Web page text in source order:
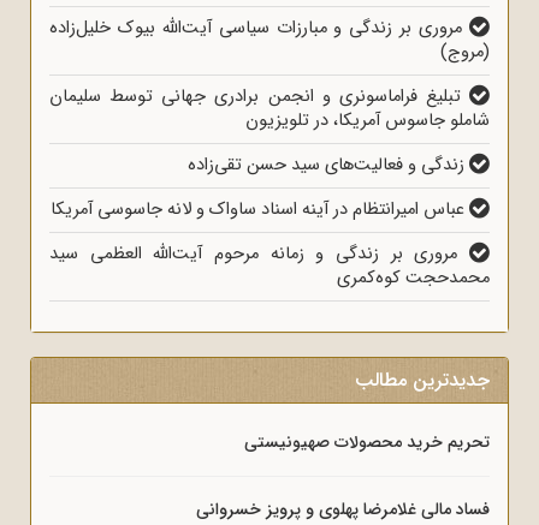
مروری بر زندگی و مبارزات سیاسی آیت‌الله بیوک خلیل‌زاده
(مروج)
تبلیغ فراماسونری و انجمن برادری جهانی توسط سلیمان
شاملو جاسوس آمریکا، در تلویزیون
زندگی و فعالیت‌های سید حسن تقی‌زاده
عباس امیرانتظام در آینه اسناد ساواک و لانه جاسوسی آمریکا
مروری بر زندگی و زمانه مرحوم آیت‌الله العظمی سید
محمدحجت کوه‌کمری
جدیدترین مطالب
تحریم خرید محصولات صهیونیستی
فساد مالی غلامرضا پهلوی و پرویز خسروانی